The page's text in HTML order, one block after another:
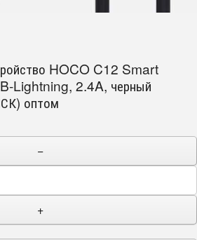
HOCO C12 Smart
Lightning, 2.4A, черный
оптом
−
+